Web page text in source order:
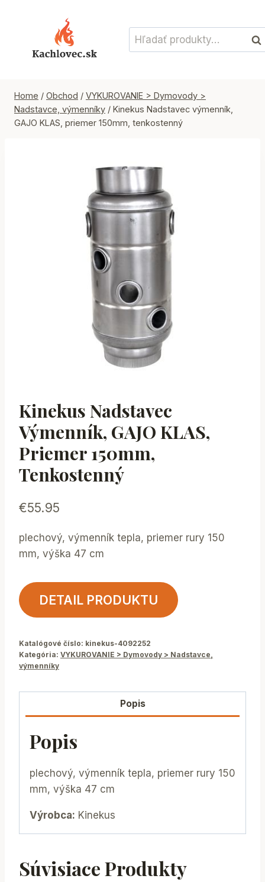
Hľadať:
Home / Obchod / VYKUROVANIE > Dymovody >
Nadstavce, výmenníky / Kinekus Nadstavec výmenník,
GAJO KLAS, priemer 150mm, tenkostenný
Kinekus Nadstavec
Výmenník, GAJO KLAS,
Priemer 150mm,
Tenkostenný
€55.95
plechový, výmenník tepla, priemer rury 150
mm, výška 47 cm
DETAIL PRODUKTU
Katalógové číslo: kinekus-4092252
Kategória: VYKUROVANIE > Dymovody > Nadstavce,
výmenníky
Popis
Popis
plechový, výmenník tepla, priemer rury 150
mm, výška 47 cm
Výrobca: Kinekus
Súvisiace Produkty